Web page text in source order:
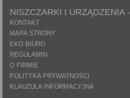
NISZCZARKI I URZĄDZENIA -
KONTAKT
MAPA STRONY
EKO BIURO
REGULAMIN
O FIRMIE
POLITYKA PRYWATNOŚCI
KLAUZULA INFORMACYJNA